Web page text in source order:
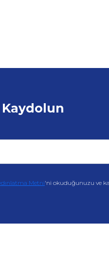
Metni'ni okuduğunuzu ve